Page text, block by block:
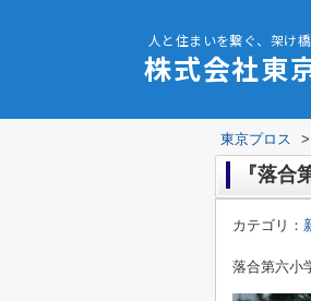
人と住まいを繋ぐ、架け橋
株式会社東
東京プロス >
『落合
カテゴリ：
落合第六小